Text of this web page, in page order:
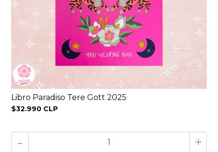
Libro Paradiso Tere Gott 2025
$32.990 CLP
- +